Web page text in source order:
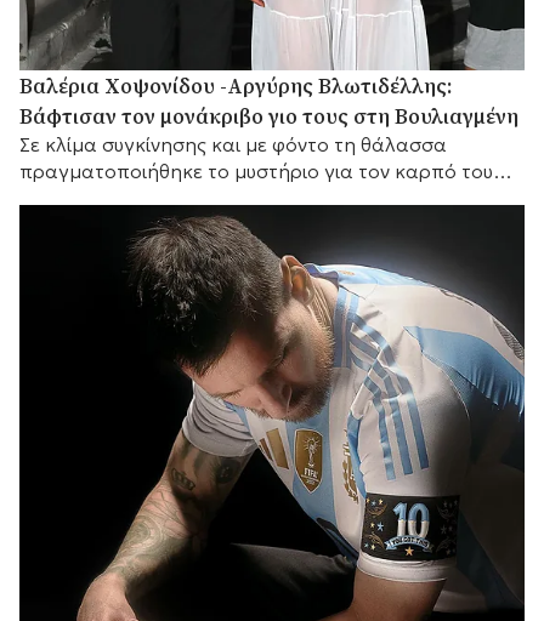
Βαλέρια Χοψονίδου -Αργύρης Βλωτιδέλλης:
Βάφτισαν τον μονάκριβο γιο τους στη Βουλιαγμένη
Σε κλίμα συγκίνησης και με φόντο τη θάλασσα
πραγματοποιήθηκε το μυστήριο για τον καρπό του